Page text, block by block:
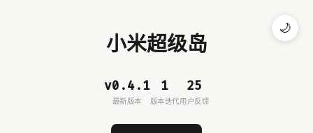
🌙
小米超级岛
v0.4.1
最新版本
1
版本迭代
25
用户反馈